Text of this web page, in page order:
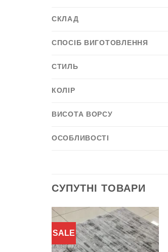
СКЛАД
СПОСІБ ВИГОТОВЛЕННЯ
СТИЛЬ
КОЛІР
ВИСОТА ВОРСУ
ОСОБЛИВОСТІ
СУПУТНІ ТОВАРИ
SALE
Додати
до
обраного